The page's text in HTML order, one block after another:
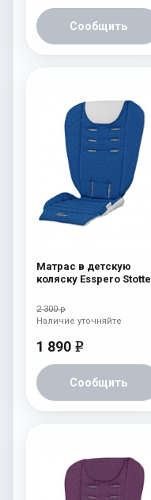
Сообщить
Матрас в детскую
коляску Esspero Stotte
2 300 р
1 890 e
Сообщить
Наличие уточняйте